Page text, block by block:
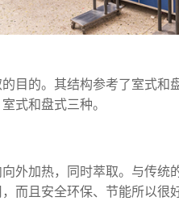
目的。其结构参考了室式
式和盘式三种。
外加热，同时萃取。与传
而且安全环保、节能所以很好